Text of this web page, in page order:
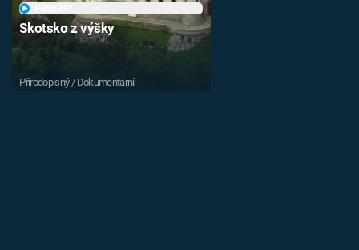
Skotsko z výšky
Přírodopisný / Dokumentární